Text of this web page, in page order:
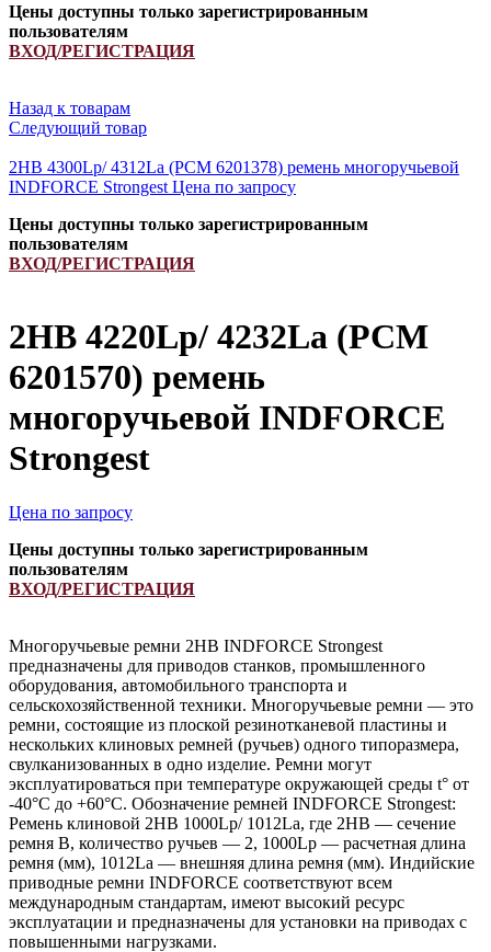
Цены доступны только зарегистрированным
пользователям
ВХОД/РЕГИСТРАЦИЯ
Назад к товарам
Следующий товар
2HB 4300Lp/ 4312La (PCM 6201378) ремень многоручьевой
INDFORCE Strongest Цена по запросу
Цены доступны только зарегистрированным
пользователям
ВХОД/РЕГИСТРАЦИЯ
2HB 4220Lp/ 4232La (PCM
6201570) ремень
многоручьевой INDFORCE
Strongest
Цена по запросу
Цены доступны только зарегистрированным
пользователям
ВХОД/РЕГИСТРАЦИЯ
Многоручьевые ремни 2HB INDFORCE Strongest
предназначены для приводов станков, промышленного
оборудования, автомобильного транспорта и
сельскохозяйственной техники. Многоручьевые ремни — это
ремни, состоящие из плоской резинотканевой пластины и
нескольких клиновых ремней (ручьев) одного типоразмера,
свулканизованных в одно изделие. Ремни могут
эксплуатироваться при температуре окружающей среды t° от
-40°С до +60°С. Обозначение ремней INDFORCE Strongest:
Ремень клиновой 2HB 1000Lp/ 1012La, где 2HB — сечение
ремня B, количество ручьев — 2, 1000Lp — расчетная длина
ремня (мм), 1012La — внешняя длина ремня (мм). Индийские
приводные ремни INDFORCE соответствуют всем
международным стандартам, имеют высокий ресурс
эксплуатации и предназначены для установки на приводах с
повышенными нагрузками.